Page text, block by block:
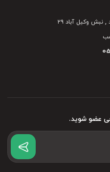
عضو شوید.
, نبش وکیل آباد ۲۹